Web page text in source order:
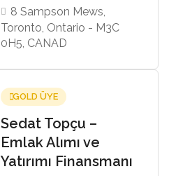
8 Sampson Mews,
Toronto, Ontario - M3C
0H5, CANAD
GOLD ÜYE
Sedat Topçu –
Emlak Alımı ve
Yatırımı Finansmanı